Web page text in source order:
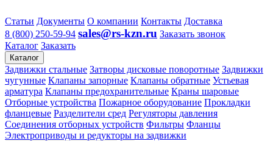
Статьи Документы О компании Контакты Доставка
8 (800) 250-59-94 sales@rs-kzn.ru Заказать звонок
Каталог Заказать
Каталог
Задвижки стальные Затворы дисковые поворотные Задвижки
чугунные Клапаны запорные Клапаны обратные Устьевая
арматура Клапаны предохранительные Краны шаровые
Отборные устройства Пожарное оборудование Прокладки
фланцевые Разделители сред Регуляторы давления
Соединения отборных устройств Фильтры Фланцы
Электроприводы и редукторы на задвижки